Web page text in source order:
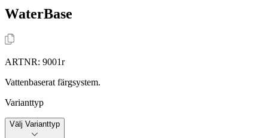
WaterBase
ARTNR: 9001r
Vattenbaserat färgsystem.
Varianttyp
Välj Varianttyp